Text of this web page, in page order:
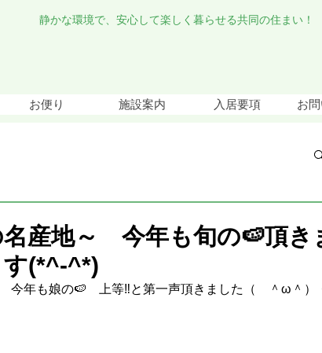
静かな環境で、安心して楽しく暮らせる共同の住まい！
お便り 施設案内 入居要項 お
産地～ 今年も旬の🍉頂き
す(*^-^*)
今年も娘の🍉　上等‼と第一声頂きました（　＾ω＾）